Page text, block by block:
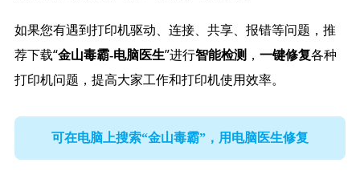
如果您有遇到打印机驱动、连接、共享、报错等问题，推
荐下载“金山毒霸-电脑医生”进行智能检测， 一键修复各种
打印机问题，提高大家工作和打印机使用效率。
可在电脑上搜索“金山毒霸”，用电脑医生修复